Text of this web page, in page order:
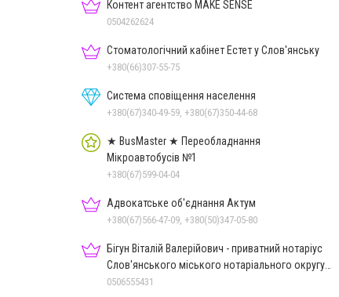
Контент агентство MAKE SENSE
0504262624
Стоматологічний кабінет Естет у Слов'янську
+380(66)307-55-75
Система сповіщення населення
+380(67)340-49-59, +380(67)350-44-68
★ BusMaster ★ Переобладнання
Мікроавтобусів №1
+380(67)599-04-04
Адвокатське об'єднання Актум
+380(67)566-47-09, +380(50)347-05-80
Бігун Віталій Валерійович - приватний нотаріус
Слов'янського міського нотаріального округу
Дон.обл.
0506555431